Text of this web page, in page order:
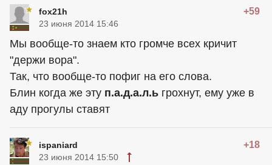
fox21h +59
23 июня 2014 15:46
Мы вообще-то знаем кто громче всех кричит
"держи вора".
Так, что вообще-то пофиг на его слова.
Блин когда же эту п.а.д.а.л.ь грохнут, ему уже в
аду прогулы ставят
ispaniard +18
23 июня 2014 15:50